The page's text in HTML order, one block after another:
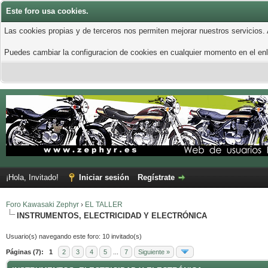
Este foro usa cookies.
Las cookies propias y de terceros nos permiten mejorar nuestros
Puedes cambiar la configuracion de cookies en cualquier momento en el
¡Hola, Invitado! Iniciar sesión Regístrate
Foro Kawasaki Zephyr › EL TALLER
INSTRUMENTOS, ELECTRICIDAD Y ELECTRÓNICA
Usuario(s) navegando este foro: 10 invitado(s)
Páginas (7): 1 2 3 4 5 7 Siguiente »